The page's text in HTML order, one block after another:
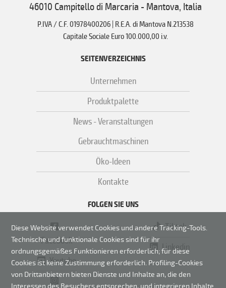
46010 Campitello di Marcaria - Mantova, Italia
P.IVA / C.F. 01978400206 | R.E.A. di Mantova N.213538
Capitale Sociale Euro 100.000,00 i.v.
SEITENVERZEICHNIS
Unternehmen
Produktpalette
News - Veranstaltungen
Gebrauchtmaschinen
Öko-Ideen
Kontakte
FOLGEN SIE UNS
Facebook
Youtube
Tiktok
Linkedin
Diese Website verwendet Cookies und andere Tracking-Tools.
Technische und funktionale Cookies sind für ihr
ordnungsgemäßes Funktionieren erforderlich; für diese
Cookies ist keine Zustimmung erforderlich. Profiling-Cookies
von Drittanbietern bieten Dienste und Inhalte an, die den
Interessen des Besuchers entsprechen, und integrieren Inhalte